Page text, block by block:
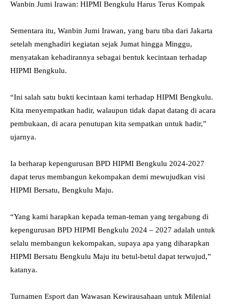
Wanbin Jumi Irawan: HIPMI Bengkulu Harus Terus Kompak
Sementara itu, Wanbin Jumi Irawan, yang baru tiba dari Jakarta
setelah menghadiri kegiatan sejak Jumat hingga Minggu,
menyatakan kehadirannya sebagai bentuk kecintaan terhadap
HIPMI Bengkulu.
“Ini salah satu bukti kecintaan kami terhadap HIPMI Bengkulu.
Kita menyempatkan hadir, walaupun tidak dapat datang di acara
pembukaan, di acara penutupan kita sempatkan untuk hadir,”
ujarnya.
Ia berharap kepengurusan BPD HIPMI Bengkulu 2024-2027
dapat terus membangun kekompakan demi mewujudkan visi
HIPMI Bersatu, Bengkulu Maju.
“Yang kami harapkan kepada teman-teman yang tergabung di
kepengurusan BPD HIPMI Bengkulu 2024 – 2027 adalah untuk
selalu membangun kekompakan, supaya apa yang diharapkan
HIPMI Bersatu Bengkulu Maju itu betul-betul dapat terwujud,”
katanya.
Turnamen Esport dan Wawasan Kewirausahaan untuk Milenial